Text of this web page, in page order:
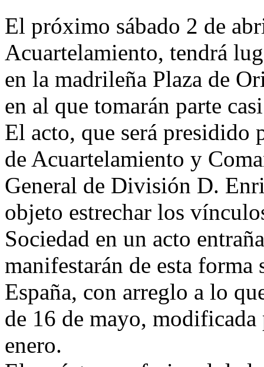
El próximo sábado 2 de
Acuartelamiento, tendrá
en la madrileña Plaza de
en al que tomarán parte
El acto, que será presidido
de Acuartelamiento y
General de División D.
objeto estrechar los
Sociedad en un acto
manifestarán de esta
España, con arreglo a lo
de 16 de mayo,
enero.